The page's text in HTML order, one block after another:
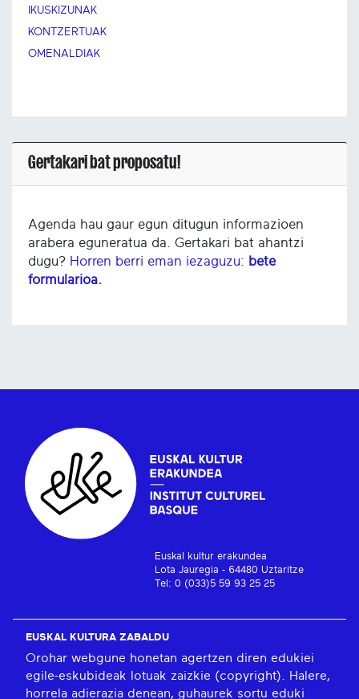
IKUSKIZUNAK
KONTZERTUAK
OMENALDIAK
Gertakari bat proposatu!
Agenda hau gaur egun ditugun informazioen
arabera eguneratua da. Gertakari bat ahantzi
dugu? Horren berri eman iezaguzu: bete
formularioa.
Euskal kultur erakundea
Lota Jauregia - 64480 Uztaritze
Tel: 0 (033)5 59 93 25 25
EUSKAL KULTURA ZABALDU
Orohar webgune honetan agertzen diren edukiei
egile-eskubideak lotuak zaizkie (copyright). Halere,
horrela adierazia denean, guhaurek sortu eduki